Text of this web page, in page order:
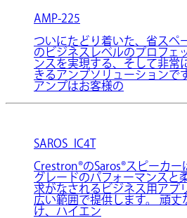
AMP-225
ついにたどり着いた、省スペ
のビジネスレベルのプロフェ
ンスを実現する、そして非常
きるアンプソリューションで
アンプはお客様の
SAROS_IC4T
Crestron®のSaros®スピーカ
グレードのパフォーマンスと
求がなされるビジネス用アプ
広い範囲で提供します。 頑
け、ハイエン